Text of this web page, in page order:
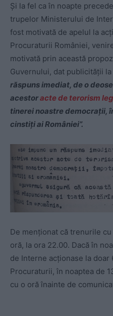
Și la fel ca în noapte
trupelor Ministerului de
fost motivată de apelul la
Procuraturii României,
motivată prin această
Guvernului, dat publicității
răspuns imediat, de o
acestoracte de terorism
tinerei noastre democrații,
cinstiți ai României”.
De menționat că trenurile
oră, la ora 22.00. Dacă în
de Interne acționase la doar
Procuraturii, în noaptea de
cu o oră înainte de